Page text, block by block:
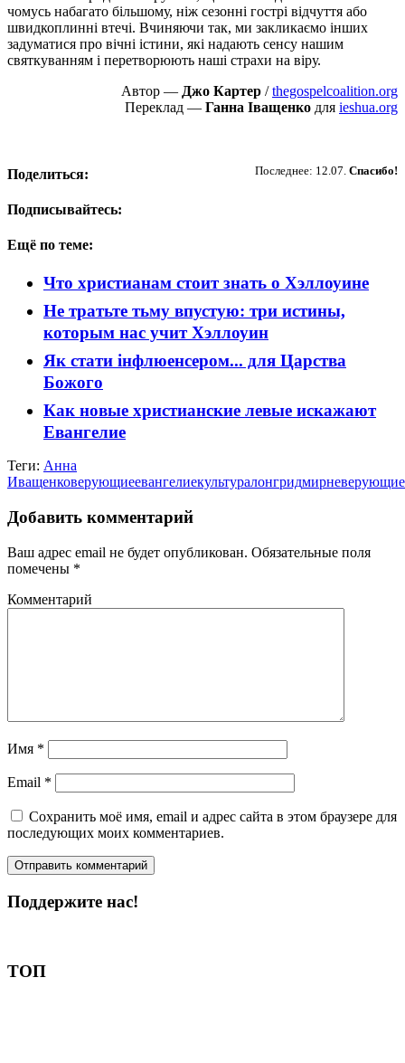
чомусь набагато більшому, ніж сезонні гострі відчуття або
швидкоплинні втечі. Вчиняючи так, ми закликаємо інших
задуматися про вічні істини, які надають сенсу нашим
святкуванням і перетворюють наші страхи на віру.
Автор — Джо Картер /thegospelcoalition.org
Переклад — Ганна Іващенко для ieshua.org
Последнее: 12.07. Спасибо!
Поделиться:
Подписывайтесь:
Ещё по теме:
Что христианам стоит знать о Хэллоуине
Не тратьте тьму впустую: три истины,
которым нас учит Хэллоуин
Як стати інфлюенсером... для Царства
Божого
Как новые христианские левые искажают
Евангелие
Теги: Анна
Иващенковерующиеевангелиекультуралонгридмирневерующие
Добавить комментарий
Ваш адрес email не будет опубликован. Обязательные поля
помечены *
Комментарий
Имя *
Email *
Сохранить моё имя, email и адрес сайта в этом браузере для
последующих моих комментариев.
Поддержите нас!
ТОП